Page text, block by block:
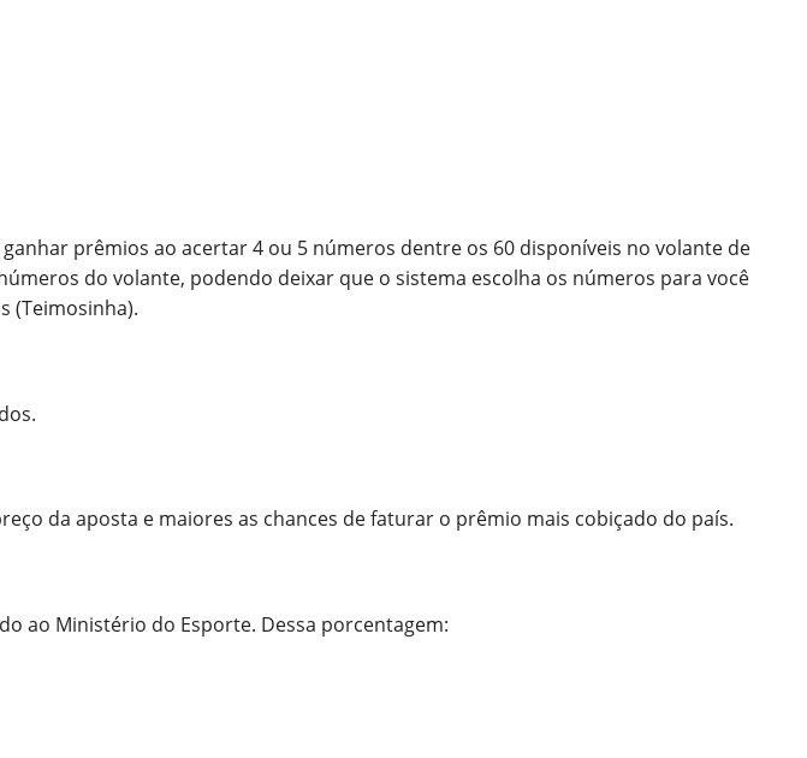
prêmios ao acertar 4 ou 5 números dentre os 60 disponíveis no volante de
do volante, podendo deixar que o sistema escolha os números para você
(Teimosinha).
da aposta e maiores as chances de faturar o prêmio mais cobiçado do país.
ao Ministério do Esporte. Dessa porcentagem: